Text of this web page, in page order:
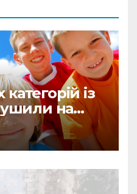
із
на
до Польщі